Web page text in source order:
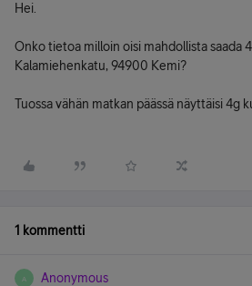
Hei.
Onko tietoa milloin oisi mahdollista saada
Kalamiehenkatu, 94900 Kemi?
Tuossa vähän matkan päässä näyttäisi 4g
1 kommentti
A Anonymous